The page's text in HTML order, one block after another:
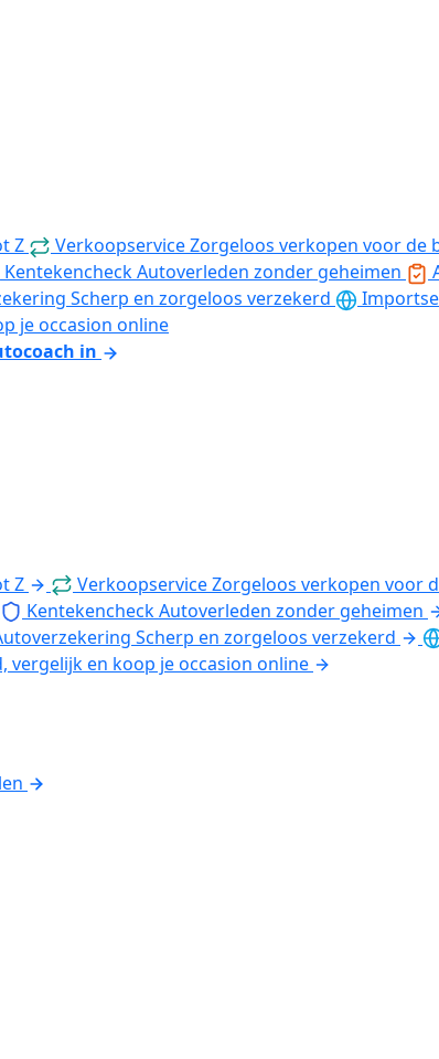
Z VerkoopserviceZorgeloos verkopen voor de
KentekencheckAutoverleden zonder geheimen
Scherp en zorgeloos verzekerd
je occasion online
in
Z VerkoopserviceZorgeloos verkopen voor
KentekencheckAutoverleden zonder geheimen
Scherp en zorgeloos verzekerd
vergelijk en koop je occasion online